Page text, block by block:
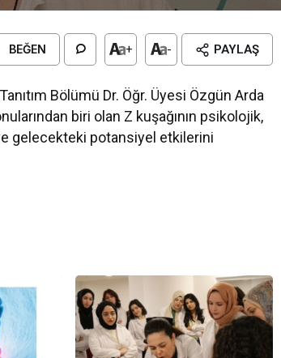
BEĞEN + - PAYLAŞ
Bölümü Dr. Öğr. Üyesi Özgün Arda
biri olan Z kuşağının psikolojik,
gelecekteki potansiyel etkilerini